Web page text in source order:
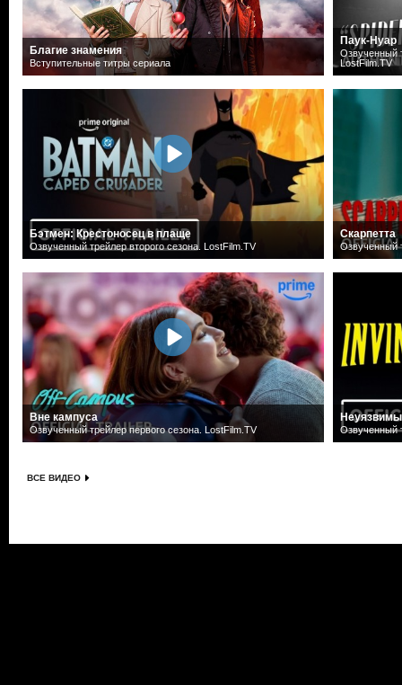
Благие знамения
Вступительные титры сериала
Бэтмен: Крестоносец в плаще
Озвученный трейлер второго сезона. LostFilm.TV
Вне кампуса
Озвученный трейлер первого сезона. LostFilm.TV
Паук-Нуар
Озвученный
LostFilm.TV
Скарпетта
Озвученный
Озвученный
ВСЕ ВИДЕО